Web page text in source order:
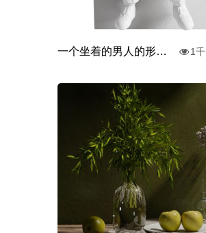
一个坐着的男人的形象 by TheMobWife 1千